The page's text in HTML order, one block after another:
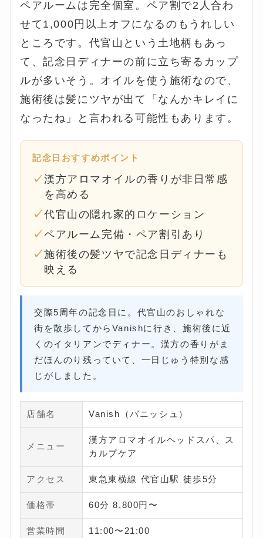
ペアルームは完全個室。ペア割で2人合わ
せて1,000円以上オフになるのもうれしい
ところです。代官山という土地柄もあっ
て、記念日ディナーの前に立ち寄るカップ
ルが多いそう。オイルを使う施術なので、
施術後は髪にツヤが出て「なんかキレイに
なったね」と言われる可能性もあります。
記念日おすすめポイント
漢方アロマオイルの香りが非日常感
を高める
代官山の隠れ家的ロケーション
ペアルーム完備・ペア割引あり
施術後の髪ツヤで記念日ディナーも
映える
交際5周年の記念日に。代官山のおしゃれな
街を散歩してからVanishに行き、施術後に近
くのイタリアンでディナー。漢方の香りがま
だほんのり残っていて、一日じゅう特別な感
じがしました。
店舗名 Vanish（バニッシュ）
メニュー
漢方アロマオイルヘッドスパ、ス
カルプケア
アクセス 東急東横線 代官山駅 徒歩5分
価格帯 60分 8,800円〜
営業時間 11:00〜21:00